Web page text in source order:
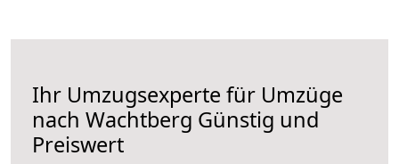
Ihr Umzugsexperte für Umzüge
nach Wachtberg Günstig und
Preiswert